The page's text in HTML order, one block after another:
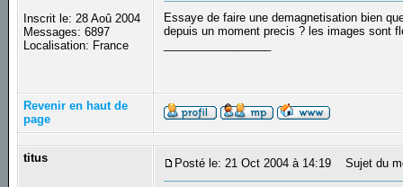
Inscrit le: 28 Aoû 2004
Messages: 6897
Localisation: France
Essaye de faire une demagnetisation bien
depuis un moment precis ? les images sont
Revenir en haut de
page
titus Posté le: 21 Oct 2004 à 14:19 Sujet du